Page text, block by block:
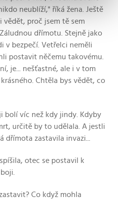
neublíží," říká žena. Ještě
vědět, proč jsem tě sem
dřímotu. Stejně jako
v bezpečí. Vetřelci neměli
postavit něčemu takovému.
je... nešťastné, ale i v tom
Chtěla bys vědět, co
bolí víc než kdy jindy. Kdyby
určitě by to udělala. A jestli
dřímota zastavila invazi...
otec se postavil k
Co když mohla